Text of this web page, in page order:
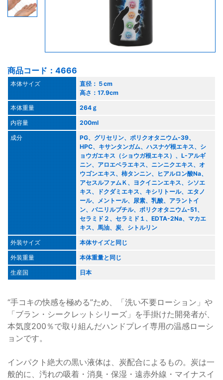
商品コード：4666
本体サイズ
直径：５cm
高さ：17.9cm
本体重量
264ｇ
内容量
200ml
成分
PG、グリセリン、ポリクオタニウム-39、
HPC、キサンタンガム、ハスナゲ根エキス、シ
ョウガエキス（ショウガ根エキス）、L-アルギ
ニン、アロエベラエキス、ニンニクエキス、オ
ウゴンエキス、柿タンニン、ヒアルロン酸Na、
アセスルファムＫ、ヨクイニンエキス、シソエ
キス、ドクダミエキス、キシリトール、エタノ
ール、メントール、尿素、乳酸、アラントイ
ン、バニリルブチル、ポリクオタニウム-51、
セラミド２、セラミド１、EDTA-2Na、マカエ
キス、馬油、炭、シトルリン
外装サイズ
本体サイズと同じ
外装重量
本体重量と同じ
生産国
日本
“手コキの快感を極める”ため、「洗い不要ローション」や
「ブラン・シークレットシリーズ」を手掛けた開発者が、
本気度200％で取り組んだハンドプレイ専用の温感ローシ
ョンです。
インパクト絶大の黒い液体は、炭配合によるもの。炭は一
般的に、汚れの吸着・消臭・保湿・遠赤外線・マイナスイ